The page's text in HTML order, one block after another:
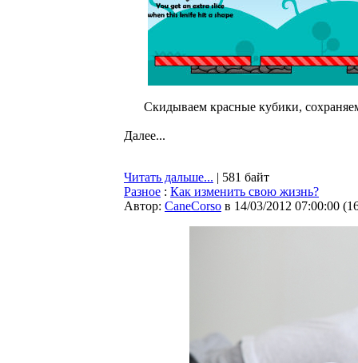
Скидываем красные кубики,
Далее...
Читать дальше... | 581 байт
Разное : Как изменить свою жизнь?
Автор: CaneCorso в 14/03/2012 07:00:00 (